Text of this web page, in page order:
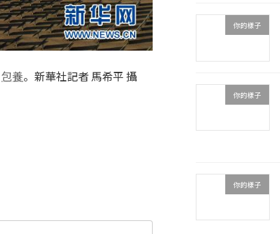
包養。新華社記者 馬希平 攝
你的樣子
你的樣子
你的樣子